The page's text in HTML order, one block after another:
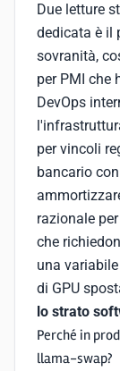
Due letture
dedicata è il
sovranità,
per PMI che
DevOps
per vincoli
bancario
razionale
che
una
di GPU
lo strato
Perché in
llama-swap?